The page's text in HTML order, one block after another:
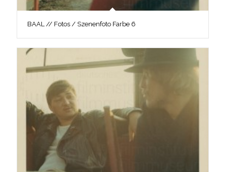
BAAL // Fotos / Szenenfoto Farbe 6